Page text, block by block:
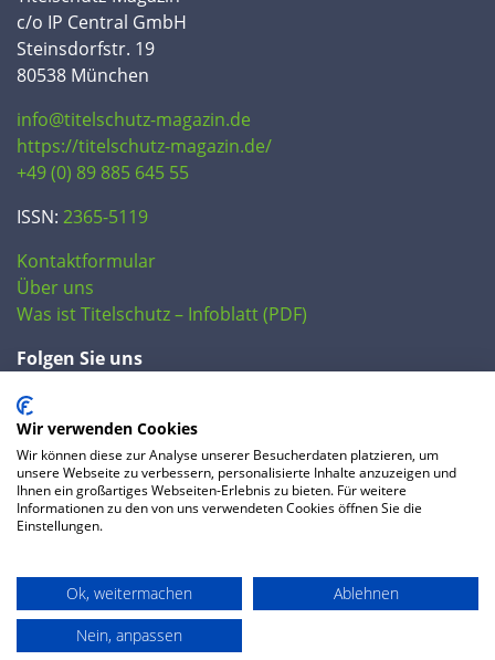
c/o IP Central GmbH
Steinsdorfstr. 19
80538 München
info@titelschutz-magazin.de
https://titelschutz-magazin.de/
+49 (0) 89 885 645 55
ISSN: 2365-5119
Kontaktformular
Über uns
Was ist Titelschutz – Infoblatt (PDF)
Folgen Sie uns
FAQ
Datenschutzerklärung AGB
Preise
Impressum
Wir verwenden Cookies
Wir können diese zur Analyse unserer Besucherdaten platzieren, um
unsere Webseite zu verbessern, personalisierte Inhalte anzuzeigen und
Ihnen ein großartiges Webseiten-Erlebnis zu bieten. Für weitere
Informationen zu den von uns verwendeten Cookies öffnen Sie die
Einstellungen.
Ok, weitermachen
Ablehnen
Nein, anpassen